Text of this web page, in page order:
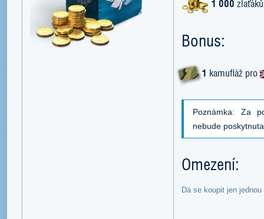
1 000 zlaťáků
Bonus:
1 kamufláž pro
Poznámka: Za
nebude
Omezení:
Dá se koupit jen